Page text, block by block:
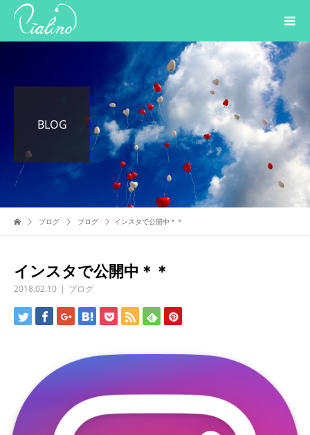
BLOG
ブログ ブログ インスタで公開中＊＊
インスタで公開中＊＊
2018.02.10 ブログ